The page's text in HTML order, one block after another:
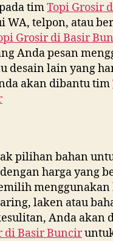
timTopi Grosir
telpon, atau
Grosir diBasir
Anda pesan
desain lain yang
akan dibantu tim
pilihan bahan
harga yang
laken atau
Anda akan
diBasir Buncir